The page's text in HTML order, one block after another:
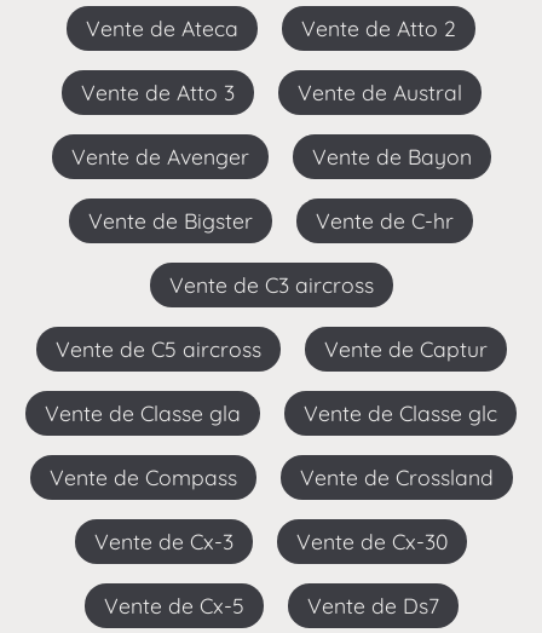
Vente de Ateca Vente de Atto 2
Vente de Atto 3 Vente de Austral
Vente de Avenger Vente de Bayon
Vente de Bigster Vente de C-hr
Vente de C3 aircross
Vente de C5 aircross Vente de Captur
Vente de Classe gla Vente de Classe glc
Vente de Compass Vente de Crossland
Vente de Cx-3 Vente de Cx-30
Vente de Cx-5 Vente de Ds7